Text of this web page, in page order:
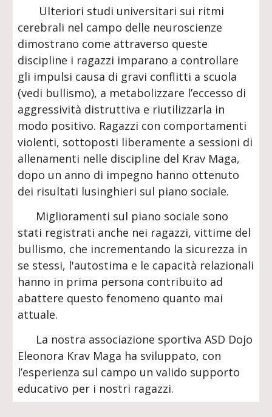
Ulteriori studi universitari sui ritmi
cerebrali nel campo delle neuroscienze
dimostrano come attraverso queste
discipline i ragazzi imparano a controllare
gli impulsi causa di gravi conflitti a scuola
(vedi bullismo), a metabolizzare l’eccesso di
aggressività distruttiva e riutilizzarla in
modo positivo. Ragazzi con comportamenti
violenti, sottoposti liberamente a sessioni di
allenamenti nelle discipline del Krav Maga,
dopo un anno di impegno hanno ottenuto
dei risultati lusinghieri sul piano sociale.
Miglioramenti sul piano sociale sono
stati registrati anche nei ragazzi, vittime del
bullismo, che incrementando la sicurezza in
se stessi, l'autostima e le capacità relazionali
hanno in prima persona contribuito ad
abattere questo fenomeno quanto mai
attuale.
La nostra associazione sportiva ASD Dojo
Eleonora Krav Maga ha sviluppato, con
l’esperienza sul campo un valido supporto
educativo per i nostri ragazzi.